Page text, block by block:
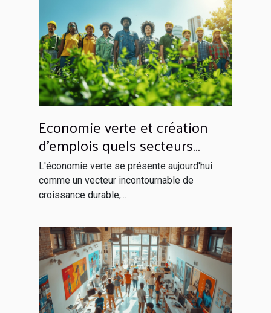
Economie verte et création
d'emplois quels secteurs
seront les champions de la
croissance écologique
L'économie verte se présente aujourd'hui
comme un vecteur incontournable de
croissance durable,...